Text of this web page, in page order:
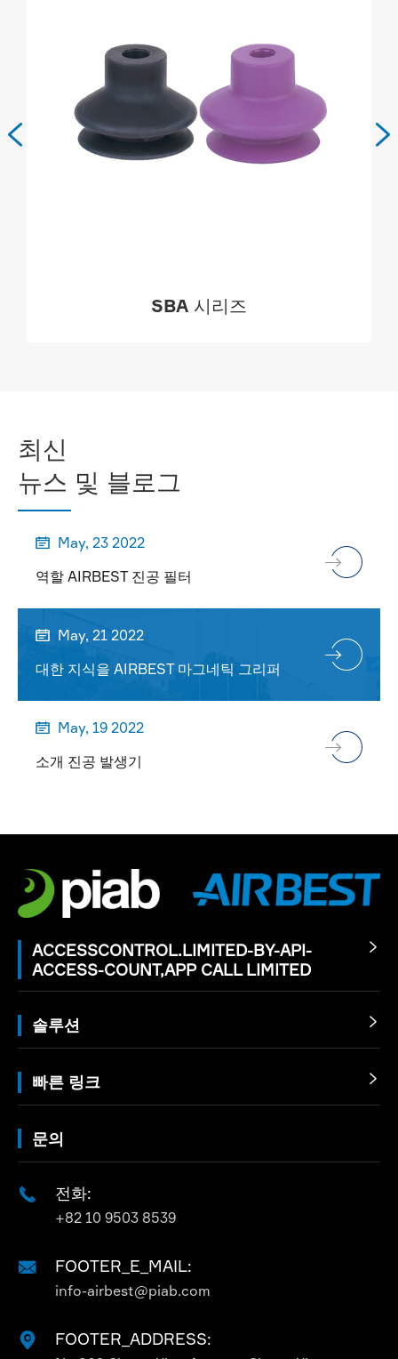
SBA 시리즈
 
최신
뉴스 및 블로그

May, 23 2022
역할 AIRBEST 진공 필터

May, 21 2022
대한 지식을 AIRBEST 마그네틱 그리퍼

May, 19 2022
소개 진공 발생기
ACCESSCONTROL.LIMITED-BY-API-
ACCESS-COUNT,APP CALL LIMITED

솔루션 
빠른 링크 
문의
 전화:
+82 10 9503 8539
 FOOTER_E_MAIL:
info-airbest@piab.com
 FOOTER_ADDRESS: